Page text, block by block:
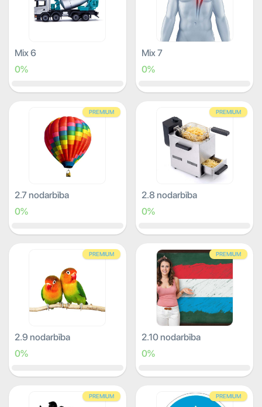
Mix 6
0%
Mix 7
0%
PREMIUM
2.7 nodarbība
0%
PREMIUM
2.8 nodarbība
0%
PREMIUM
2.9 nodarbība
0%
PREMIUM
2.10 nodarbība
0%
PREMIUM PREMIUM